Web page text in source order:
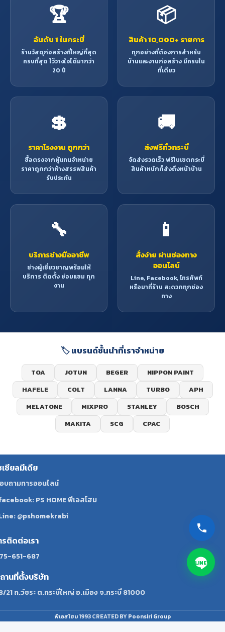
🏆
อันดับ 1 ในกระบี่
ร้านวัสดุก่อสร้างที่ใหญ่ที่สุด
ครบที่สุด ไว้วางใจได้มากว่า
20 ปี
📦
สินค้า 10,000+ รายการ
ทุกอย่างที่ต้องการสำหรับ
บ้านและงานก่อสร้าง มีครบใน
ที่เดียว
💲
ราคาโรงงาน ถูกกว่า
ซื้อตรงจากผู้แทนจำหน่าย
ราคาถูกกว่าห้างสรรพสินค้า
รับประกัน
🚚
ส่งฟรีทั่วกระบี่
จัดส่งรวดเร็ว ฟรีในเขตกระบี่
สินค้าหนักก็ส่งถึงหน้าบ้าน
🔧
บริการช่างมืออาชีพ
ช่างผู้เชี่ยวชาญพร้อมให้
บริการ ติดตั้ง ซ่อมแซม ทุก
งาน
📱
สั่งง่าย ผ่านช่องทาง
ออนไลน์
Line, Facebook, โทรศัพท์
หรือมาที่ร้าน สะดวกทุกช่อง
ทาง
🏷️ แบรนด์ชั้นนำที่เราจำหน่าย
TOA JOTUN BEGER
NIPPON PAINT
HAFELE
COLT LANNA TURBO
APH
MELATONE
MIXPRO STANLEY
BOSCH
MAKITA
SCG CPAC
เชียลมีเดีย
บถามทารออนไลน์
PS HOME พีเอสโฮม
@pshomekrabi
รติดต่อเรา
651-687
านที่ตั้งบริษัท
21 ถ.วัชระ ต.กระบี่ใหญ่ อ.เมือง จ.กระบี่ 81000
พีเอสโฮม1993 CREATED BYPoonsiri Group
LINE